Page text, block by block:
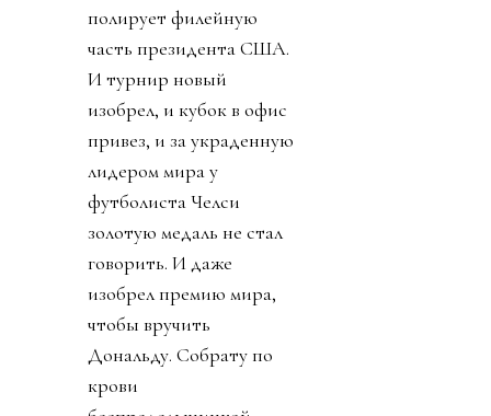
полирует филейную
часть президента США.
И турнир новый
изобрел, и кубок в офис
привез, и за украденную
лидером мира у
футболиста Челси
золотую медаль не стал
говорить. И даже
изобрел премию мира,
чтобы вручить
Дональду. Собрату по
крови